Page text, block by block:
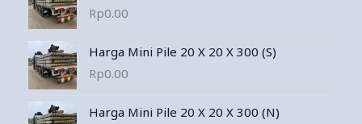
Rp0.00
Harga Mini Pile 20 X 20 X 300 (S)
Rp0.00
Harga Mini Pile 20 X 20 X 300 (N)